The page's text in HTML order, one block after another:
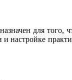
для
настройке